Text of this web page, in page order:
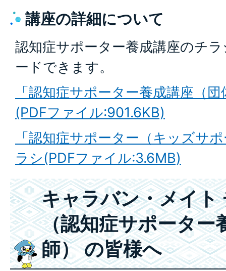
講座の詳細について
認知症サポーター養成講座のチ
ードできます。
「認知症サポーター養成講座（
(PDFファイル:901.6KB)
「認知症サポーター（キッズサ
ラシ(PDFファイル:3.6MB)
キャラバン・メイト
（認知症サポーター
師） の皆様へ